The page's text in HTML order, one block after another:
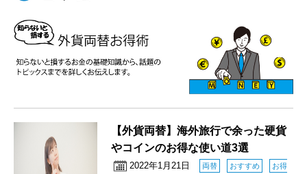
【外貨両替】海外旅行で余った硬貨
やコインのお得な使い道3選
2022年1月21日 両替 おすすめ お得